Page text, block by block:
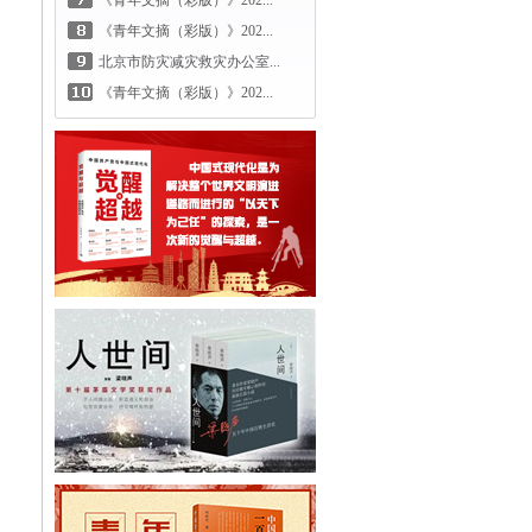
《青年文摘（彩版）》202...
北京市防灾减灾救灾办公室...
《青年文摘（彩版）》202...